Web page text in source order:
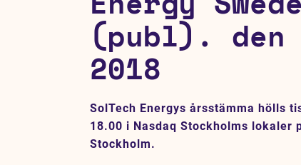
Karriär
Investerare
Hållbarhet
(publ). den
2018
SolTech Energys årsstämma hölls
18.00 i Nasdaq Stockholms lokaler
Stockholm.